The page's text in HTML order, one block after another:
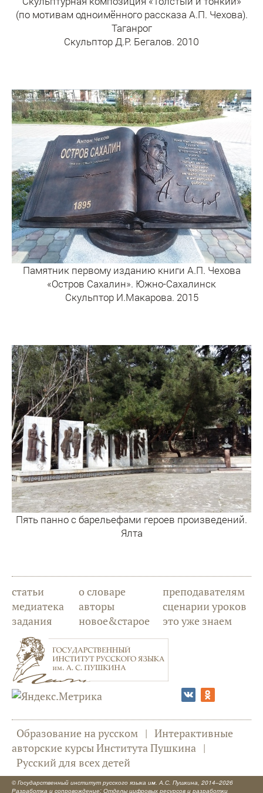
(по мотивам одноимённого рассказа А.П. Чехова).
Таганрог
Скульптор Д.Р. Бегалов. 2010
Памятник первому изданию книги А.П. Чехова
«Остров Сахалин». Южно-Сахалинск
Скульптор И.Макарова. 2015
Пять панно с барельефами героев произведений.
Ялта
статьи
медиатека
задания
о словаре
авторы
новое&старое
преподавателям
сценарии уроков
это уже знаем
Образование на русском | Интерактивные
авторские курсы Института Пушкина |
Русский для всех детей
© Государственный институт русского языка им. А.С. Пушкина, 2014–2026
Разработка и сопровождение: Отделы цифровых ресурсов и разработки